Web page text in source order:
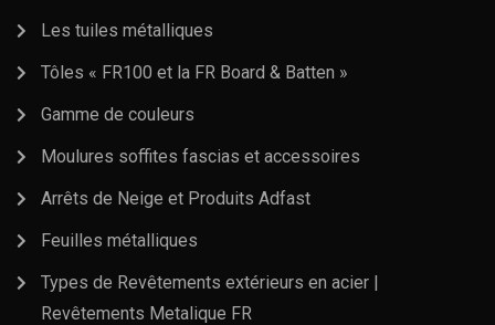
Les tuiles métalliques
Tôles « FR100 et la FR Board & Batten »
Gamme de couleurs
Moulures soffites fascias et accessoires
Arrêts de Neige et Produits Adfast
Feuilles métalliques
Types de Revêtements extérieurs en acier |
Revêtements Metalique FR